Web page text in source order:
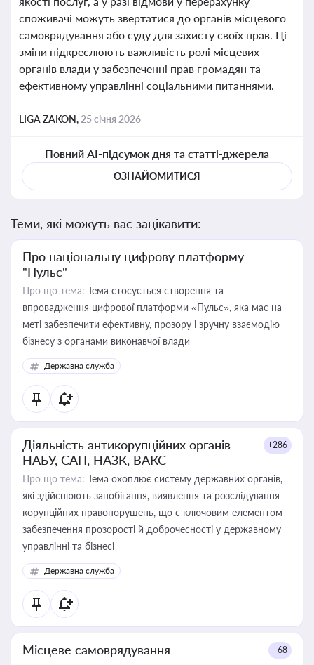
споживачі можуть звертатися до органів місцевого
самоврядування або суду для захисту своїх прав. Ці
зміни підкреслюють важливість ролі місцевих
органів влади у забезпеченні прав громадян та
ефективному управлінні соціальними питаннями.
LIGA ZAKON, 25 січня 2026
Повний AI-підсумок дня та статті-джерела
ОЗНАЙОМИТИСЯ
Теми, які можуть вас зацікавити:
Про національну цифрову платформу
"Пульс"
Про що тема: Тема стосується створення та
впровадження цифрової платформи «Пульс», яка має на
меті забезпечити ефективну, прозору і зручну взаємодію
бізнесу з органами виконавчої влади
Державна служба
Діяльність антикорупційних органів
НАБУ, САП, НАЗК, ВАКС
+286
Про що тема: Тема охоплює систему державних органів,
які здійснюють запобігання, виявлення та розслідування
корупційних правопорушень, що є ключовим елементом
забезпечення прозорості й доброчесності у державному
управлінні та бізнесі
Державна служба
Місцеве самоврядування +68